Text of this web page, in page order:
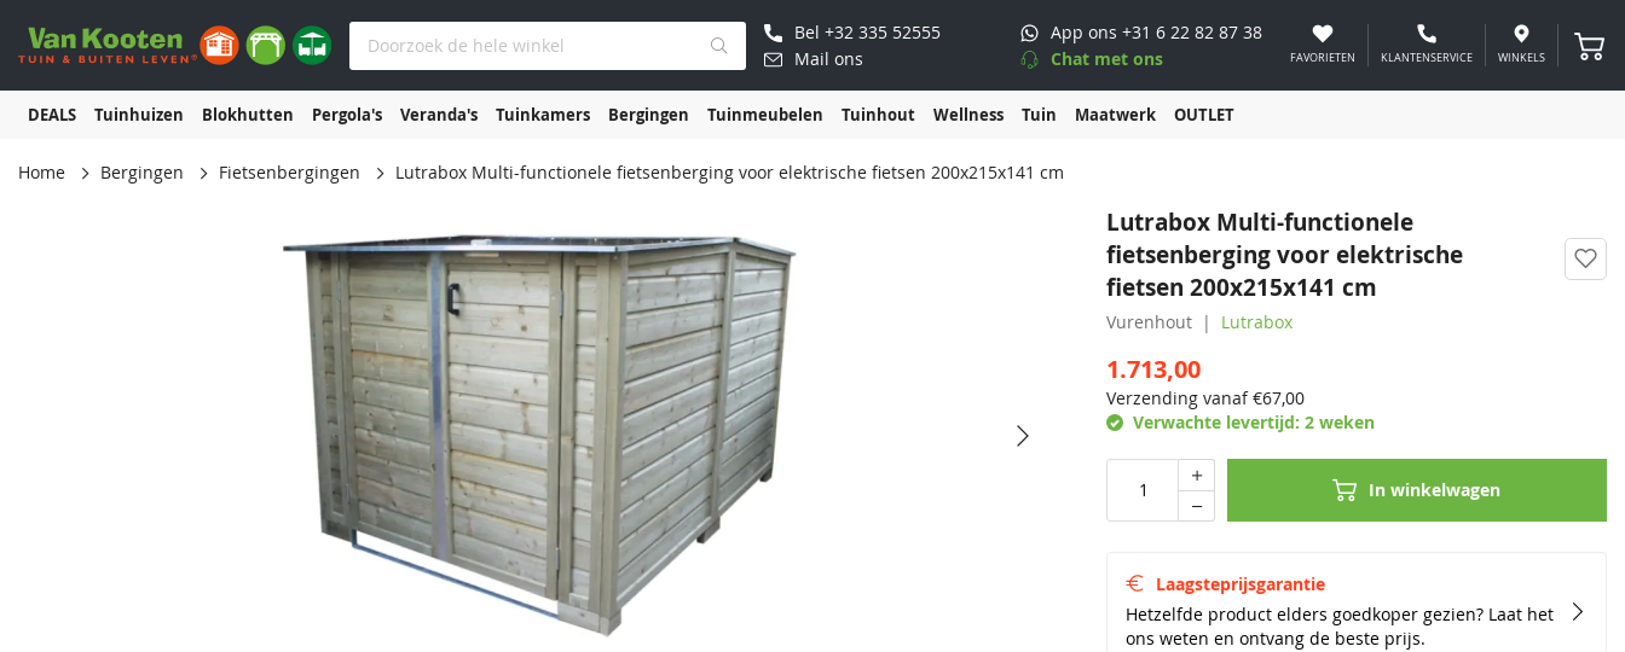
Bel +32 335 52555 App ons +31 6 22 82 87 38
Mail ons
Chat met ons FAVORIETEN KLANTENSERVICE WINKELS
DEALS Tuinhuizen Blokhutten Pergola's Veranda's Tuinkamers Bergingen Tuinmeubelen Tuinhout Wellness Tuin Maatwerk OUTLET
Home Bergingen Fietsenbergingen Lutrabox Multi-functionele fietsenberging voor elektrische fietsen 200x215x141 cm
Lutrabox Multi-functionele
fietsenberging voor elektrische
fietsen 200x215x141 cm
Vurenhout Lutrabox
1.713,00
Verzending vanaf €67,00
Verwachte levertijd: 2 weken
In winkelwagen
Laagsteprijsgarantie
Hetzelfde product elders goedkoper gezien? Laat het
ons weten en ontvang de beste prijs.